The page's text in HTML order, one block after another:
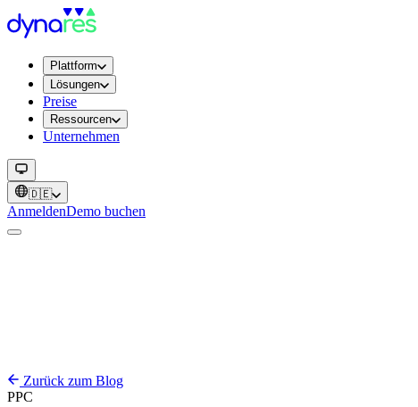
Plattform
Lösungen
Preise
Ressourcen
Unternehmen
🇩🇪
AnmeldenDemo buchen
Zurück zum Blog
PPC